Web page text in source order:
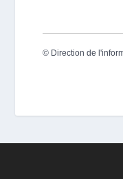
© Direction de